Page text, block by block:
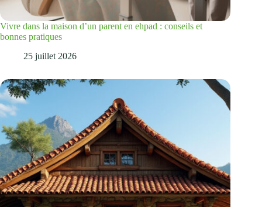
Vivre dans la maison d’un parent en ehpad : conseils et
bonnes pratiques
25 juillet 2026